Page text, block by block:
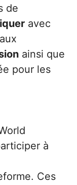
de
avec
ainsi que
pour les
à
Ces